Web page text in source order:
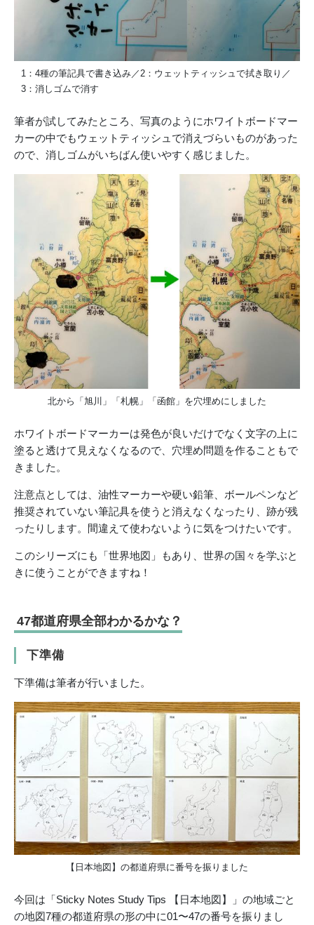
1：4種の筆記具で書き込み／2：ウェットティッシュで拭き取り／
3：消しゴムで消す
筆者が試してみたところ、写真のようにホワイトボードマー
カーの中でもウェットティッシュで消えづらいものがあった
ので、消しゴムがいちばん使いやすく感じました。
北から「旭川」「札幌」「函館」を穴埋めにしました
ホワイトボードマーカーは発色が良いだけでなく文字の上に
塗ると透けて見えなくなるので、穴埋め問題を作ることもで
きました。
注意点としては、油性マーカーや硬い鉛筆、ボールペンなど
推奨されていない筆記具を使うと消えなくなったり、跡が残
ったりします。間違えて使わないように気をつけたいです。
このシリーズにも「世界地図」もあり、世界の国々を学ぶと
きに使うことができますね！
47都道府県全部わかるかな？
下準備
下準備は筆者が行いました。
【日本地図】の都道府県に番号を振りました
今回は「Sticky Notes Study Tips 【日本地図】」の地域ごと
の地図7種の都道府県の形の中に01〜47の番号を振りまし